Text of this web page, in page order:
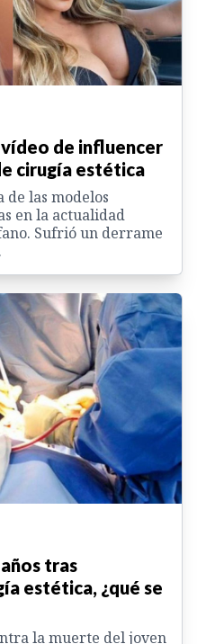
de influencer
cirugía estética
de las modelos
en la actualidad
Sufrió un derrame
tras
estética, ¿qué se
la muerte del joven